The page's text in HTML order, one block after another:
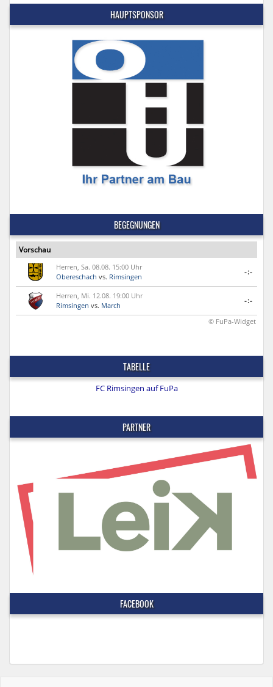
HAUPTSPONSOR
BEGEGNUNGEN
Vorschau
Herren, Sa. 08.08. 15:00 Uhr
Obereschach vs. Rimsingen
-:-
Herren, Mi. 12.08. 19:00 Uhr
Rimsingen vs. March
-:-
© FuPa-Widget
TABELLE
FC Rimsingen auf FuPa
PARTNER
FACEBOOK